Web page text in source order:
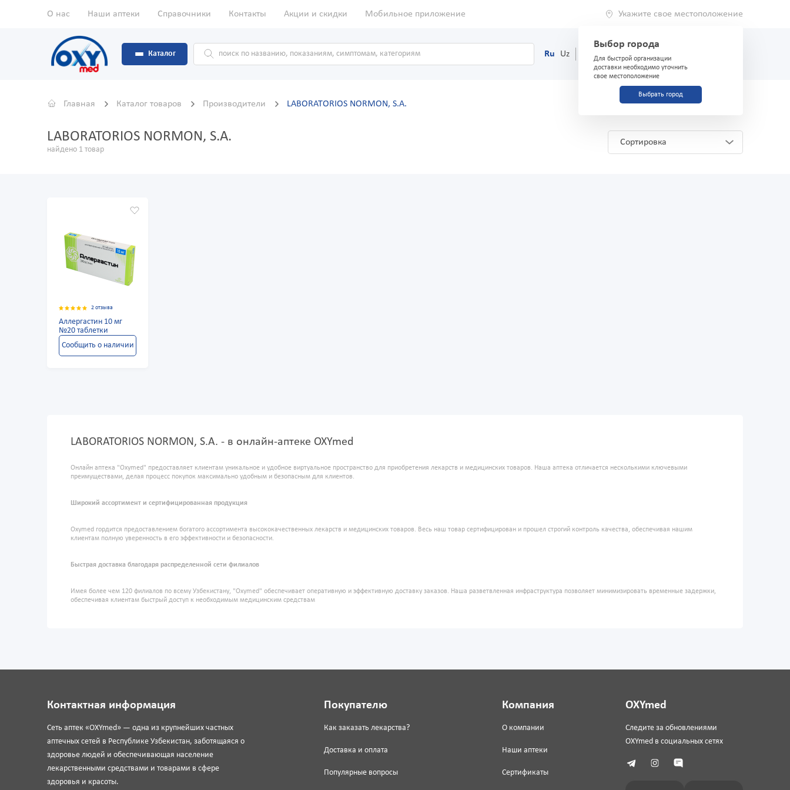
О нас Наши аптеки Справочники Контакты Акции и скидки Мобильное приложение Укажите свое местоположение
Выбор города
Для быстрой организации
доставки необходимо уточнить
свое местоположение
Выбрать город
Каталог Ru Uz (71) 200-03-03
Главная Каталог товаров Производители LABORATORIOS NORMОN, S.A.
LABORATORIOS NORMОN, S.A.
найдено 1 товар
Сортировка
2 отзыва
Аллергастин 10 мг
№20 таблетки
Сообщить о наличии
LABORATORIOS NORMОN, S.A. - в онлайн-аптеке OXYmed
Онлайн аптека "Oxymed" предоставляет клиентам уникальное и удобное виртуальное пространство для приобретения лекарств и медицинских товаров. Наша аптека отличается несколькими ключевыми
преимуществами, делая процесс покупок максимально удобным и безопасным для клиентов.
Широкий ассортимент и сертифицированная продукция
Oxymed гордится предоставлением богатого ассортимента высококачественных лекарств и медицинских товаров. Весь наш товар сертифицирован и прошел строгий контроль качества, обеспечивая нашим
клиентам полную уверенность в его эффективности и безопасности.
Быстрая доставка благодаря распределенной сети филиалов
Имея более чем 120 филиалов по всему Узбекистану, "Oxymed" обеспечивает оперативную и эффективную доставку заказов. Наша разветвленная инфраструктура позволяет минимизировать временные задержки,
обеспечивая клиентам быстрый доступ к необходимым медицинским средствам
Контактная информация
Сеть аптек «OXYmed» — одна из крупнейших частных
аптечных сетей в Республике Узбекистан, заботящаяся о
здоровье людей и обеспечивающая население
лекарственными средствами и товарами в сфере
здоровья и красоты.
Покупателю
Как заказать лекарства?
Доставка и оплата
Популярные вопросы
Компания
О компании
Наши аптеки
Сертификаты
OXYmed
Следите за обновлениями
OXYmed в социальных сетях